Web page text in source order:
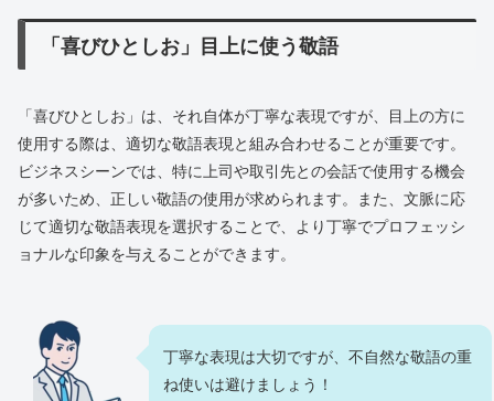
「喜びひとしお」目上に使う敬語
「喜びひとしお」は、それ自体が丁寧な表現ですが、目上の方に
使用する際は、適切な敬語表現と組み合わせることが重要です。
ビジネスシーンでは、特に上司や取引先との会話で使用する機会
が多いため、正しい敬語の使用が求められます。また、文脈に応
じて適切な敬語表現を選択することで、より丁寧でプロフェッシ
ョナルな印象を与えることができます。
丁寧な表現は大切ですが、不自然な敬語の重
ね使いは避けましょう！